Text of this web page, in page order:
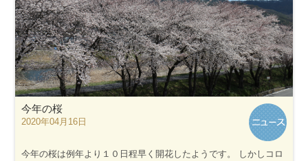
今年の桜
2020年04月16日
今年の桜は例年より１０日程早く開花したようです。 しかしコロ